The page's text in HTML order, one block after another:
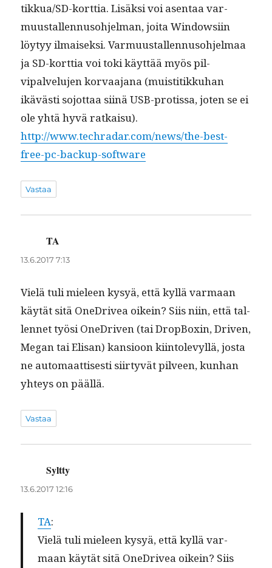
tikkua/SD-kort­tia. Lisäk­si voi asen­taa var­
muustal­len­nu­so­hjel­man, joi­ta Win­dowsi­in
löy­tyy ilmaisek­si. Var­muustal­len­nu­so­hjel­maa
ja SD-kort­tia voi toki käyt­tää myös pil­
vipalvelu­jen kor­vaa­jana (muis­ti­tikkuhan
ikävästi sojot­taa siinä USB-pro­tis­sa, joten se ei
ole yhtä hyvä ratkaisu).
http://www.techradar.com/news/the-best-
free-pc-backup-software
Vastaa
TA
13.6.2017 7:13
Vielä tuli mieleen kysyä, että kyl­lä var­maan
käytät sitä OneDrivea oikein? Siis niin, että tal­
len­net työsi OneDriv­en (tai Drop­Box­in, Dri­ven,
Megan tai Elisan) kan­sioon kiin­tolevyl­lä, jos­ta
ne automaat­tis­es­ti siir­tyvät pil­veen, kun­han
yhteys on päällä.
Vastaa
Syltty
13.6.2017 12:16
TA:
Vielä tuli mieleen kysyä, että kyl­lä var­
maan käytät sitä OneDrivea oikein? Siis